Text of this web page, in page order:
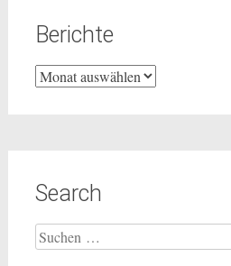
Berichte
Berichte
Search
Suchen
nach: